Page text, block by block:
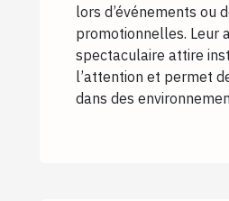
lors d’événements ou
promotionnelles. Leur
spectaculaire attire
l’attention et permet
dans des